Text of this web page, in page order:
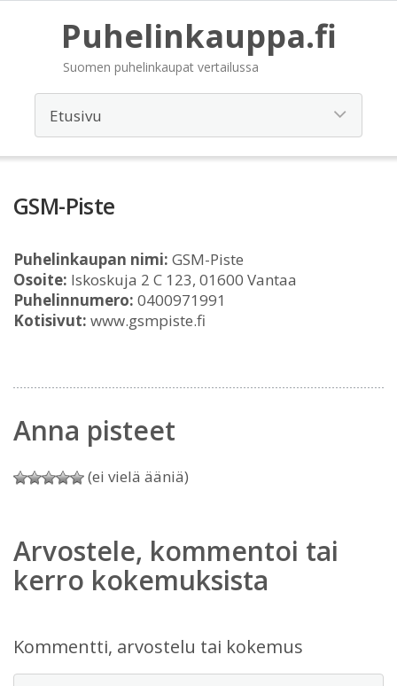
Puhelinkauppa.fi
Suomen puhelinkaupat vertailussa
GSM-Piste
Puhelinkaupan nimi: GSM-Piste
Osoite: Iskoskuja 2 C 123, 01600 Vantaa
Puhelinnumero: 0400971991
Kotisivut: www.gsmpiste.fi
Anna pisteet
(ei vielä ääniä)
Arvostele, kommentoi tai
kerro kokemuksista
Kommentti, arvostelu tai kokemus